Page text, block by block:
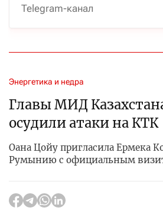
Telegram-канал
Энергетика и недра
Главы МИД
осудили атаки на КТК
Оана Цойу пригласила Ермека
Румынию с официальным